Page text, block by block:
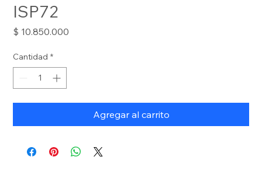
ISP72
$ 10.850.000
Cantidad *
Agregar al carrito